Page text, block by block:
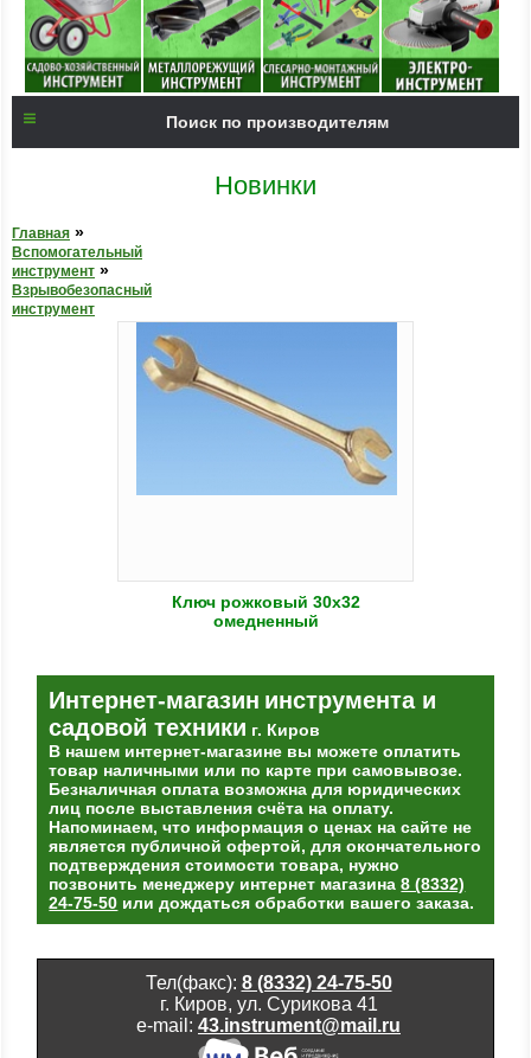
Поиск по производителям
Новинки
Главная »
Вспомогательный
инструмент »
Взрывобезопасный
инструмент
Ключ рожковый 30х32
омедненный
Интернет-магазин инструмента и
садовой техники г. Киров
В нашем интернет-магазине вы можете оплатить
товар наличными или по карте при самовывозе.
Безналичная оплата возможна для юридических
лиц после выставления счёта на оплату.
Напоминаем, что информация о ценах на сайте не
является публичной офертой, для окончательного
подтверждения стоимости товара, нужно
позвонить менеджеру интернет магазина8 (8332)
24-75-50 или дождаться обработки вашего заказа.
Тел(факс): 8 (8332) 24-75-50
г. Киров, ул. Сурикова 41
e-mail: 43.instrument@mail.ru